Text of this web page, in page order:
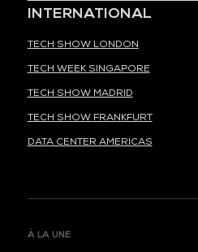
INTERNATIONAL
TECH SHOW LONDON
TECH WEEK SINGAPORE
TECH SHOW MADRID
TECH SHOW FRANKFURT
DATA CENTER AMERICAS
À LA UNE